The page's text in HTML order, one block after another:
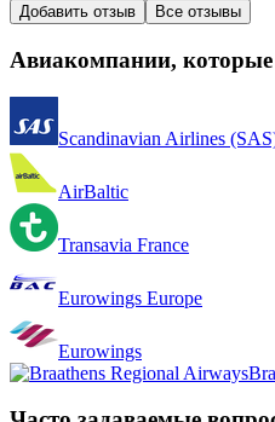
Добавить отзыв Все отзывы
Авиакомпании,
Scandinavian Airlines
AirBaltic
Transavia France
Eurowings Europe
Eurowings